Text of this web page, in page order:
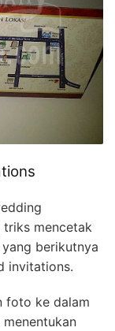
mencetak
berikutnya
invitations.
foto ke dalam